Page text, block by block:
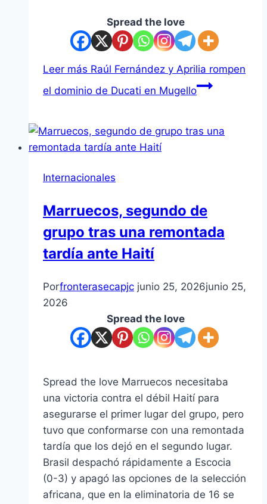
Spread the love
Leer más Raúl Fernández y Aprilia rompen
el dominio de Ducati en Mugello
Internacionales
Marruecos, segundo de
grupo tras una remontada
tardía ante Haití
Porfronterasecapjc junio 25, 2026junio 25,
2026
Spread the love
Spread the love Marruecos necesitaba
una victoria contra el débil Haití para
asegurarse el primer lugar del grupo, pero
tuvo que conformarse con una remontada
tardía que los dejó en el segundo lugar.
Brasil despachó rápidamente a Escocia
(0-3) y apagó las opciones de la selección
africana, que en la eliminatoria de 16 se